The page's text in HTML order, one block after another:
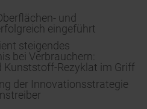
und
eingeführt
steigendes
bei Verbrauchern:
Kunststoff-Rezyklat im Griff
der Innovationsstrategie